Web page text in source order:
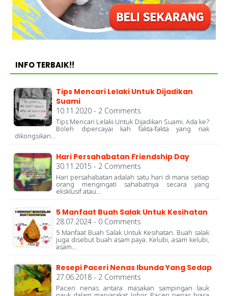
INFO TERBAIK!!
Tips Mencari Lelaki Untuk Dijadikan
Suami
10.11.2020 - 2 Comments
Tips Mencari Lelaki Untuk Dijadikan Suami. Ada ke?
Boleh dipercayai kah fakta-fakta yang nak
dikongsikan…
Hari Persahabatan Friendship Day
30.11.2015 - 2 Comments
Hari persahabatan adalah satu hari di mana setiap
orang mengingati sahabatnya secara yang
eksklusif atau…
5 Manfaat Buah Salak Untuk Kesihatan
28.07.2024 - 0 Comments
5 Manfaat Buah Salak Untuk Kesihatan. Buah salak
juga disebut buah asam paya. Kelubi, asam kelubi,
asam…
Resepi Paceri Nenas Ibunda Yang Sedap
27.06.2018 - 2 Comments
Paceri nenas antara masakan sampingan lauk